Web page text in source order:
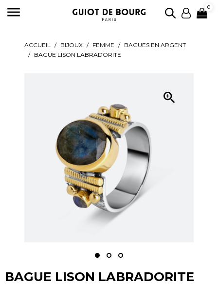
 0
ACCUEIL BIJOUX FEMME
BAGUES EN ARGENT
BAGUE LISON LABRADORITE

BAGUE LISON LABRADORITE